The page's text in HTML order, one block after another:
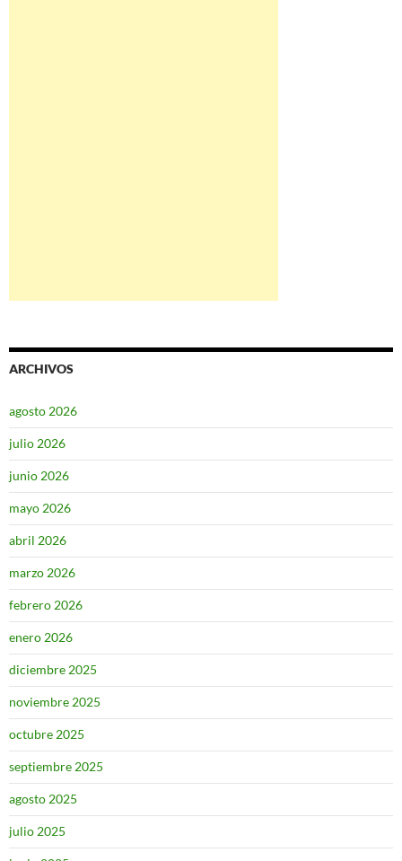
ARCHIVOS
agosto 2026
julio 2026
junio 2026
mayo 2026
abril 2026
marzo 2026
febrero 2026
enero 2026
diciembre 2025
noviembre 2025
octubre 2025
septiembre 2025
agosto 2025
julio 2025